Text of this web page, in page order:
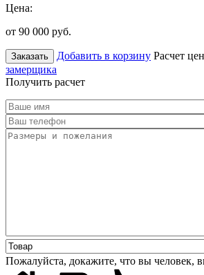
Цена:
от 90 000 руб.
Заказать Добавить в корзину Расчет
замерщика
Получить расчет
Пожалуйста, докажите, что вы человек,